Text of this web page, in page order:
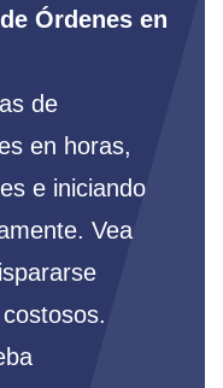
Órdenes en
de
en horas,
e iniciando
Vea